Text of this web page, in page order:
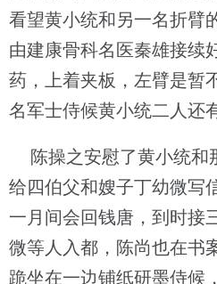
看望黄小统和另一名折臂
由建康骨科名医秦雄接续
药，上着夹板，左臂是暂
名军士侍候黄小统二人
陈操之安慰了黄小统和
给四伯父和嫂子丁幼微写
一月间会回钱唐，到时接
微等人入都，陈尚也在书
跪坐在一边铺纸研墨侍候